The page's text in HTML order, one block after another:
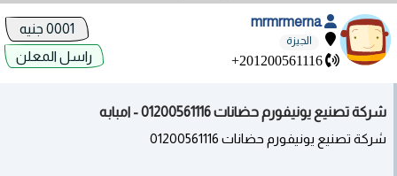
mrmrmerna
الجيزة
+201200561116
راسل المعلن
شركة تصنيع يونيفورم حضانات 01200561116 - امبابه
شركة تصنيع يونيفورم حضانات 01200561116